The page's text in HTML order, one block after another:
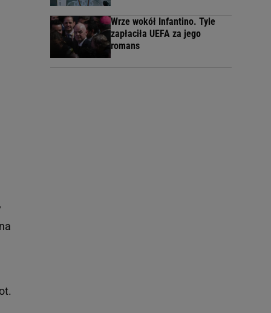
Wrze wokół Infantino. Tyle
zapłaciła UEFA za jego
romans